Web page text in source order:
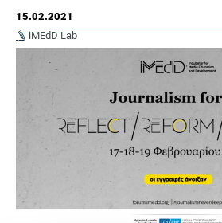
15.02.2021
iMEdD Lab